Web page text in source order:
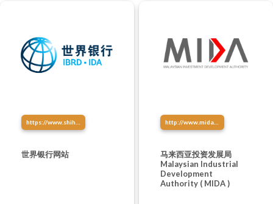
世界银行网站
http://www.mida.gov.my/
马来西亚投资发展局
Malaysian Industrial
Development
Authority ( MIDA )